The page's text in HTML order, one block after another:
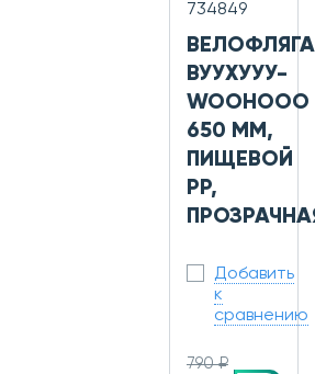
734849
ВЕЛОФЛЯГА
ВУУХУУУ-
WOOHOOO
650 ММ,
ПИЩЕВОЙ
PP,
Добавить
к
сравнению
790 ₽